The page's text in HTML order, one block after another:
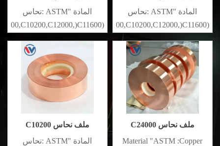
المادة "ASTM :نحاس
المادة "ASTM :نحاس
(C10200,C11000,C10100,C10200,C12000,)C11600,
ملف نحاس C10200
المادة "ASTM :نحاس
ملف نحاس C24000
Material "ASTM :Copper